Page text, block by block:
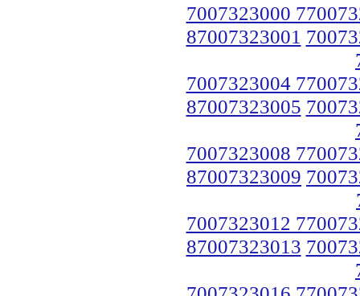
7007323000
87007323001
7007323004
87007323005
7007323008
87007323009
7007323012
87007323013